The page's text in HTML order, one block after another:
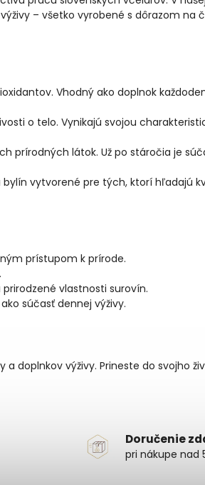
– všetko vyrobené s dôrazom na
Vhodný ako doplnok
o telo. Vynikajú svojou
prírodných látok. Už po stáročia je
vytvorené pre tých, ktorí hľadajú
prístupom k prírode.
vlastnosti surovín.
súčasť dennej výživy.
doplnkov výživy. Prineste do svojho
Doručenie
pri nákupe nad